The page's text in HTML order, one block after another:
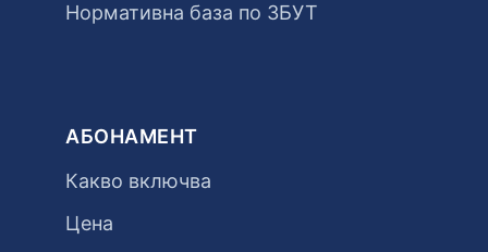
Нормативна база по ЗБУТ
АБОНАМЕНТ
Какво включва
Цена